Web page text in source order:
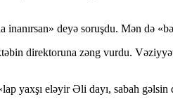
inanırsan» deyə soruşdu. Mən də
direktoruna zəng vurdu.
yaxşı eləyir Əli dayı, sabah gəlsin